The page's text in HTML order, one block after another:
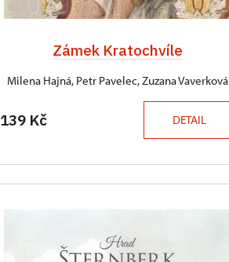
Zámek Kratochvíle
Milena Hajná, Petr Pavelec, Zuzana Vaverková
139 Kč DETAIL